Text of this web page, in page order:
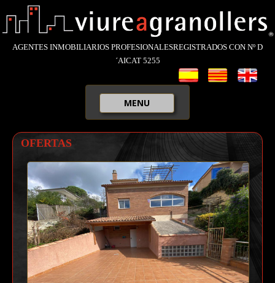
AGENTES INMOBILIARIOS PROFESIONALESREGISTRADOS CON Nº D
´AICAT 5255
MENU
INICIO
ALQUILAR
VENDER O ALQUILAR
QUIÉNES SOMOS
OFERTAS
NOTICIAS
CONTACTAR
OFERTAS